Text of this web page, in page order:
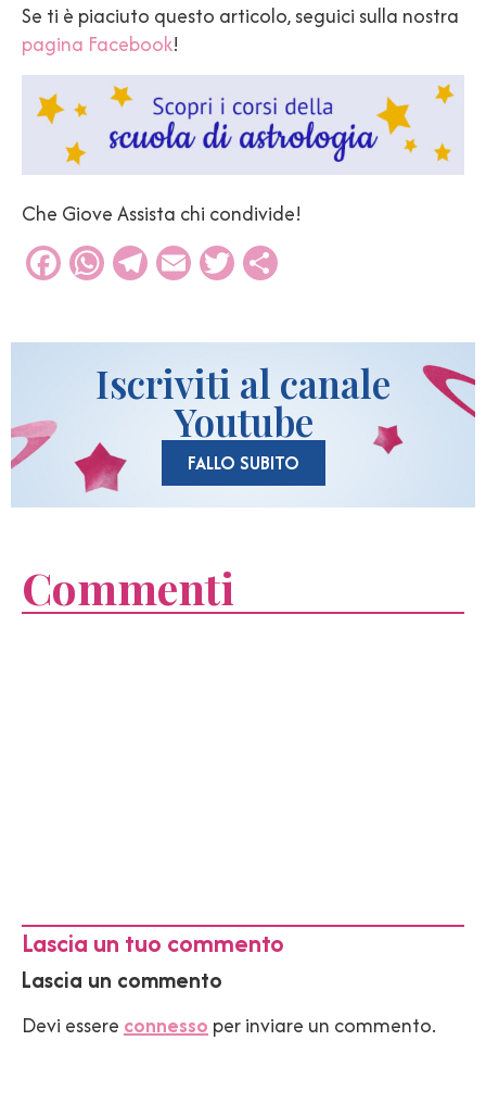
Se ti è piaciuto questo articolo, seguici sulla nostra
pagina Facebook!
Che Giove Assista chi condivide!
Facebook
WhatsApp
Telegram
EmailTwitter
Iscriviti al canale
Youtube
FALLO SUBITO
Commenti
Lascia un tuo commento
Lascia un commento
Devi essereconnessoper inviare un commento.